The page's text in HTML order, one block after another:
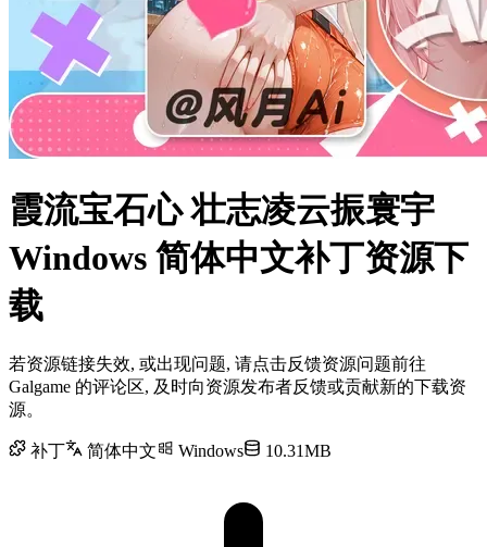
霞流宝石心 壮志凌云振寰宇
Windows 简体中文补丁资源下
载
若资源链接失效, 或出现问题, 请点击反馈资源问题前往
Galgame 的评论区, 及时向资源发布者反馈或贡献新的下载资
源。
补丁 简体中文 Windows 10.31MB